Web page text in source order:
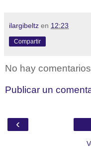
ilargibeltz en 12:23
Compartir
No hay
Publicar un
‹